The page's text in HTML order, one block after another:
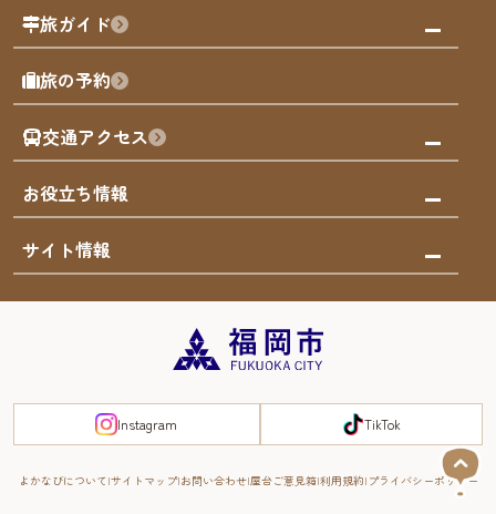
福岡を楽しむ
福岡のアート
福岡のナイトタイム
福岡の歴史・文化
サステナブルツーリズム
福岡検定
よかなび音声ガイド
FUKUOKA EAST&WEST COAST
観る・遊ぶ
屋台
買う
体験
泊まる
旅ガイド
モデルコース
AIおまかせコース
オリジナルプラン
みんなの旅行記
旅の予約
交通アクセス
市内交通ガイド
お得なチケット
お役立ち情報
お知らせ
災害情報
サイト情報
まち歩き・体験プログラム掲載申込
Instagram TikTok
よかなびについて サイトマップ お問い合わせ 屋台ご意見箱 利用規約 プライバシーポリシー